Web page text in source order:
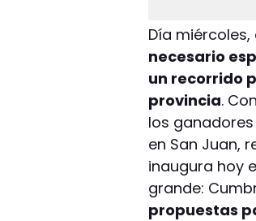
Día
necesario
un recorrido
provincia.
los
en San Juan,
inaugura hoy
grande:
propuestas